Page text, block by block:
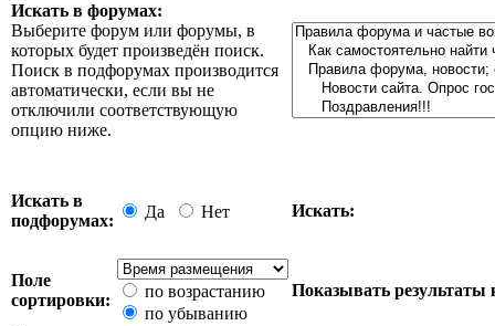
Искать в форумах:
Выберите форум или форумы, в
которых будет произведён поиск.
Поиск в подфорумах производится
автоматически, если вы не
отключили соответствующую
опцию ниже.
Искать в
подфорумах:
Да Нет Искать:
Поле
сортировки:
по возрастанию
по убыванию
Показывать результаты